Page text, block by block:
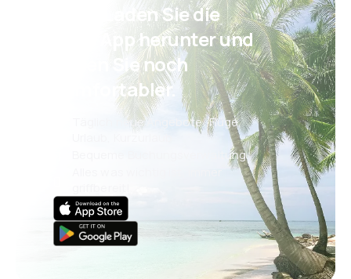
Psst! Laden Sie die
eSky App herunter und
reisen Sie noch
komfortabler.
Täglich neue Angebote: Flüge,
Bequeme Buchungsverwaltung